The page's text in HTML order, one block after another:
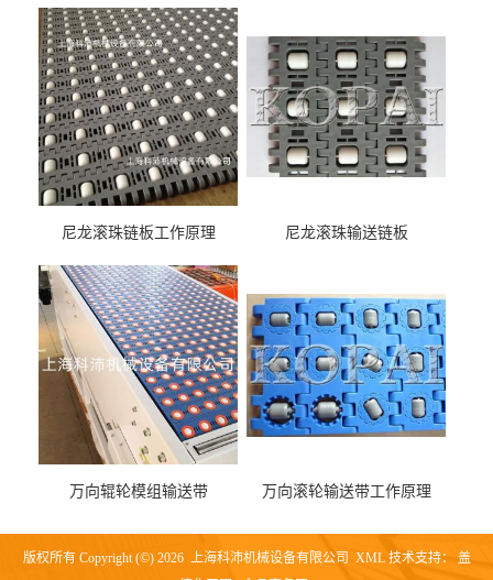
尼龙滚珠链板工作原理 尼龙滚珠输送链板
万向辊轮模组输送带 万向滚轮输送带工作原理
版权所有 Copyright (©) 2026 上海科沛机械设备有限公司 XML技术支持： 盖